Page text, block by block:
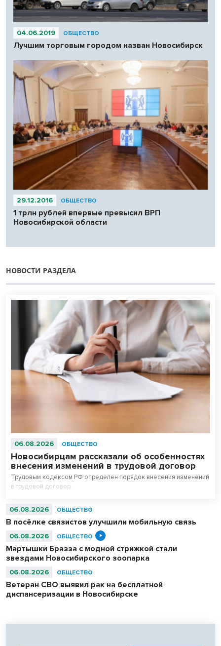
04.06.2019 ОБЩЕСТВО
Лучшим торговым городом назван Новосибирск
29.12.2016 ОБЩЕСТВО
1 трлн рублей впервые превысил ВРП
Новосибирской области
НОВОСТИ РАЗДЕЛА
06.08.2026 ОБЩЕСТВО
Новосибирцам рассказали об особенностях
внесения изменений в трудовой договор
Трудовым кодексом РФ определен порядок внесения изменений
в трудовой договор.
06.08.2026 ОБЩЕСТВО
В посёлке связистов улучшили мобильную связь
06.08.2026 ОБЩЕСТВО
Мартышки Бразза с модной стрижкой стали
звездами Новосибирского зоопарка
06.08.2026 ОБЩЕСТВО
Ветеран СВО выявил рак на бесплатной
диспансеризации в Новосибирске